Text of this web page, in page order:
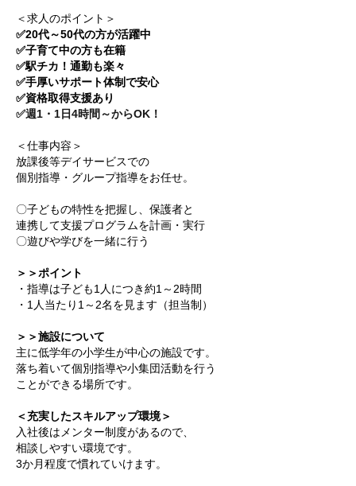
＜求人のポイント＞
✅20代～50代の方が活躍中
✅子育て中の方も在籍
✅駅チカ！通勤も楽々
✅手厚いサポート体制で安心
✅資格取得支援あり
✅週1・1日4時間～からOK！
＜仕事内容＞
放課後等デイサービスでの
個別指導・グループ指導をお任せ。
〇子どもの特性を把握し、保護者と
連携して支援プログラムを計画・実行
〇遊びや学びを一緒に行う
＞＞ポイント
・指導は子ども1人につき約1～2時間
・1人当たり1～2名を見ます（担当制）
＞＞施設について
主に低学年の小学生が中心の施設です。
落ち着いて個別指導や小集団活動を行う
ことができる場所です。
＜充実したスキルアップ環境＞
入社後はメンター制度があるので、
相談しやすい環境です。
3か月程度で慣れていけます。